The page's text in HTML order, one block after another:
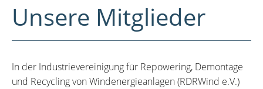
Unsere Mitglieder
In der Industrievereinigung für Repowering, Demontage
und Recycling von Windenergieanlagen (RDRWind e.V.)